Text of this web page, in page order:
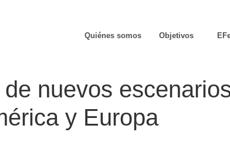
Quiénes somos Objetivos
nuevos
y Europa